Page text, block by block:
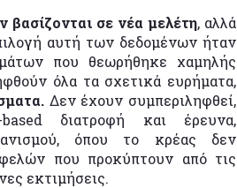
βασίζονται σε νέα μελέτη, αλλά
αυτή των δεδομένων ήταν
που θεωρήθηκε χαμηλής
όλα τα σχετικά ευρήματα,
Δεν έχουν συμπεριληφθεί,
διατροφή και έρευνα,
όπου το κρέας δεν
που προκύπτουν από τις
εκτιμήσεις.